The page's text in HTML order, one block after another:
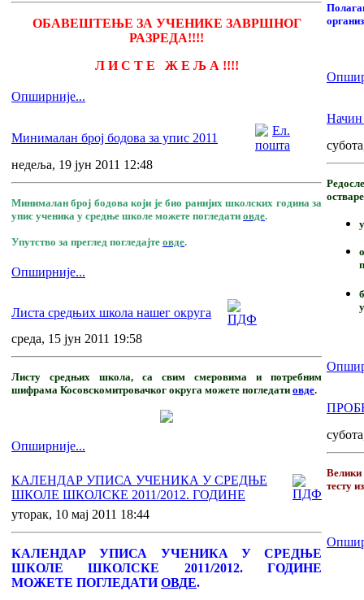
ОБАВЕШТЕЊЕ ЗА УЧЕНИКЕ ЗАВРШНОГ
РАЗРЕДА!!!!
Л И С Т Е Ж Е Љ А !!!!
Опширније...
Минималан број бодова за упис 2011
недеља, 19 јун 2011 12:48
Минималан број бодова који је био ранијих школских година за
упис ученика у средње школе можете погледати овде.
Упутство за преглед погледајте овде.
Опширније...
Листа средњих школа нашег округа
среда, 15 јун 2011 19:58
Листу средњих школа, са свим смеровима и потребним
шифрама Косовскомитровачког округа можете погледати овде.
Опширније...
КАЛЕНДАР УПИСА УЧЕНИКА У СРЕДЊЕ
ШКОЛЕ ШКОЛСКЕ 2011/2012. ГОДИНЕ
уторак, 10 мај 2011 18:44
КАЛЕНДАР УПИСА УЧЕНИКА У СРЕДЊЕ
ШКОЛЕ ШКОЛСКЕ 2011/2012. ГОДИНЕ
МОЖЕТЕ ПОГЛЕДАТИОВДЕ.
Начин
Велики
тесту